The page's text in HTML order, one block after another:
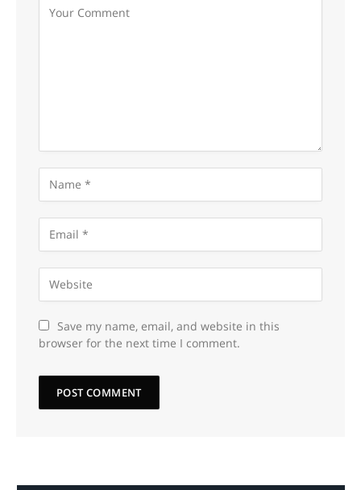
Save my name, email, and website in this
browser for the next time I comment.